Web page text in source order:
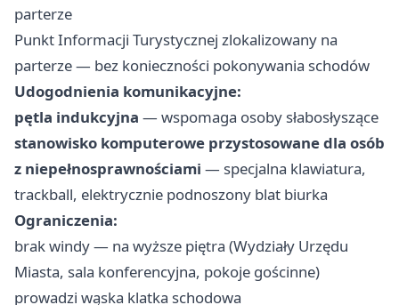
parterze
Punkt Informacji Turystycznej zlokalizowany na
parterze — bez konieczności pokonywania schodów
Udogodnienia komunikacyjne:
pętla indukcyjna — wspomaga osoby słabosłyszące
stanowisko komputerowe przystosowane dla osób
z niepełnosprawnościami — specjalna klawiatura,
trackball, elektrycznie podnoszony blat biurka
Ograniczenia:
brak windy — na wyższe piętra (Wydziały Urzędu
Miasta, sala konferencyjna, pokoje gościnne)
prowadzi wąska klatka schodowa